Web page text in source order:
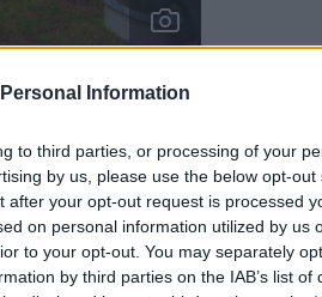
Information
to third parties, or processing of your
by us, please use the below opt-out
after your opt-out request is processed
on personal information utilized by us
to your opt-out. You may separately
by third parties on the IAB’s list of
dva 120-ročné
nová, po
tehlovú pivnicu,
dôvodov ju